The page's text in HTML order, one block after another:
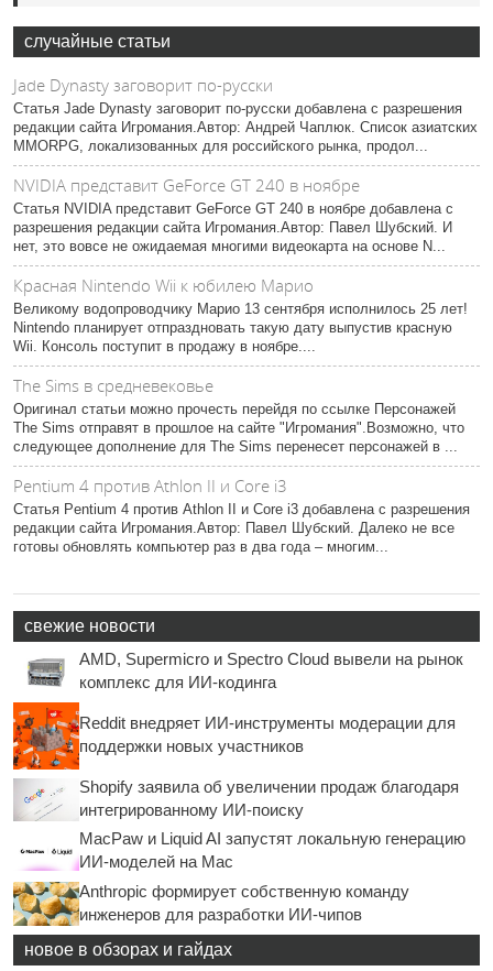
случайные статьи
Jade Dynasty заговорит по-русски
Статья Jade Dynasty заговорит по-русски добавлена с разрешения
редакции сайта Игромания.Автор: Андрей Чаплюк. Список азиатских
MMORPG, локализованных для российского рынка, продол...
NVIDIA представит GeForce GT 240 в ноябре
Статья NVIDIA представит GeForce GT 240 в ноябре добавлена с
разрешения редакции сайта Игромания.Автор: Павел Шубский. И
нет, это вовсе не ожидаемая многими видеокарта на основе N...
Красная Nintendo Wii к юбилею Марио
Великому водопроводчику Марио 13 сентября исполнилось 25 лет!
Nintendo планирует отпраздновать такую дату выпустив красную
Wii. Консоль поступит в продажу в ноябре....
The Sims в средневековье
Оригинал статьи можно прочесть перейдя по ссылке Персонажей
The Sims отправят в прошлое на сайте "Игромания".Возможно, что
следующее дополнение для The Sims перенесет персонажей в ...
Pentium 4 против Athlon II и Core i3
Статья Pentium 4 против Athlon II и Core i3 добавлена с разрешения
редакции сайта Игромания.Автор: Павел Шубский. Далеко не все
готовы обновлять компьютер раз в два года – многим...
свежие новости
AMD, Supermicro и Spectro Cloud вывели на рынок
комплекс для ИИ-кодинга
Reddit внедряет ИИ-инструменты модерации для
поддержки новых участников
Shopify заявила об увеличении продаж благодаря
интегрированному ИИ-поиску
MacPaw и Liquid AI запустят локальную генерацию
ИИ-моделей на Mac
Anthropic формирует собственную команду
инженеров для разработки ИИ-чипов
новое в обзорах и гайдах